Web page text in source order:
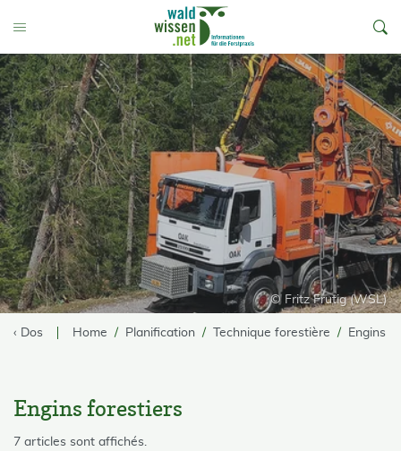
Toggle Menu
© Fritz Frutig (WSL)
‹ Dos Home Planification Technique forestière Engins
Engins forestiers
skip List
7 articles sont affichés.